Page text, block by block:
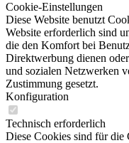
Cookie-Einstellungen
Diese Website benutzt
Website erforderlich sind
die den Komfort bei
Direktwerbung dienen
und sozialen Netzwerken
Zustimmung gesetzt.
Konfiguration
Technisch erforderlich
Diese Cookies sind für die